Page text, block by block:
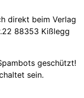
direkt beim Verlag
88353 Kißlegg
geschützt!
sein.